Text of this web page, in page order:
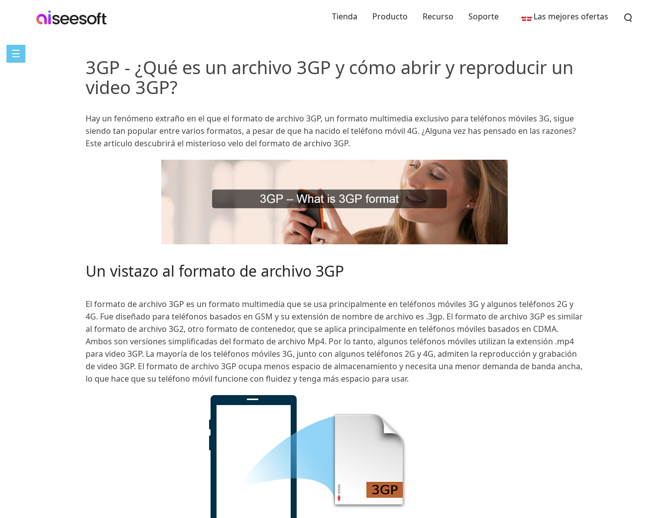
Tienda Producto Recurso Soporte Las mejores ofertas
☰
3GP - ¿Qué es un archivo 3GP y cómo abrir y reproducir un
video 3GP?
Hay un fenómeno extraño en el que el formato de archivo 3GP, un formato multimedia exclusivo para teléfonos móviles 3G, sigue
siendo tan popular entre varios formatos, a pesar de que ha nacido el teléfono móvil 4G. ¿Alguna vez has pensado en las razones?
Este artículo descubrirá el misterioso velo del formato de archivo 3GP.
Un vistazo al formato de archivo 3GP
El formato de archivo 3GP es un formato multimedia que se usa principalmente en teléfonos móviles 3G y algunos teléfonos 2G y
4G. Fue diseñado para teléfonos basados ​​en GSM y su extensión de nombre de archivo es .3gp. El formato de archivo 3GP es similar
al formato de archivo 3G2, otro formato de contenedor, que se aplica principalmente en teléfonos móviles basados ​​en CDMA.
Ambos son versiones simplificadas del formato de archivo Mp4. Por lo tanto, algunos teléfonos móviles utilizan la extensión .mp4
para video 3GP. La mayoría de los teléfonos móviles 3G, junto con algunos teléfonos 2G y 4G, admiten la reproducción y grabación
de video 3GP. El formato de archivo 3GP ocupa menos espacio de almacenamiento y necesita una menor demanda de banda ancha,
lo que hace que su teléfono móvil funcione con fluidez y tenga más espacio para usar.